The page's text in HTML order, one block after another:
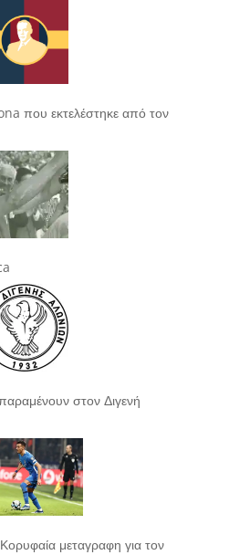
που εκτελέστηκε από τον
στον Διγενή
μεταγραφη για τον